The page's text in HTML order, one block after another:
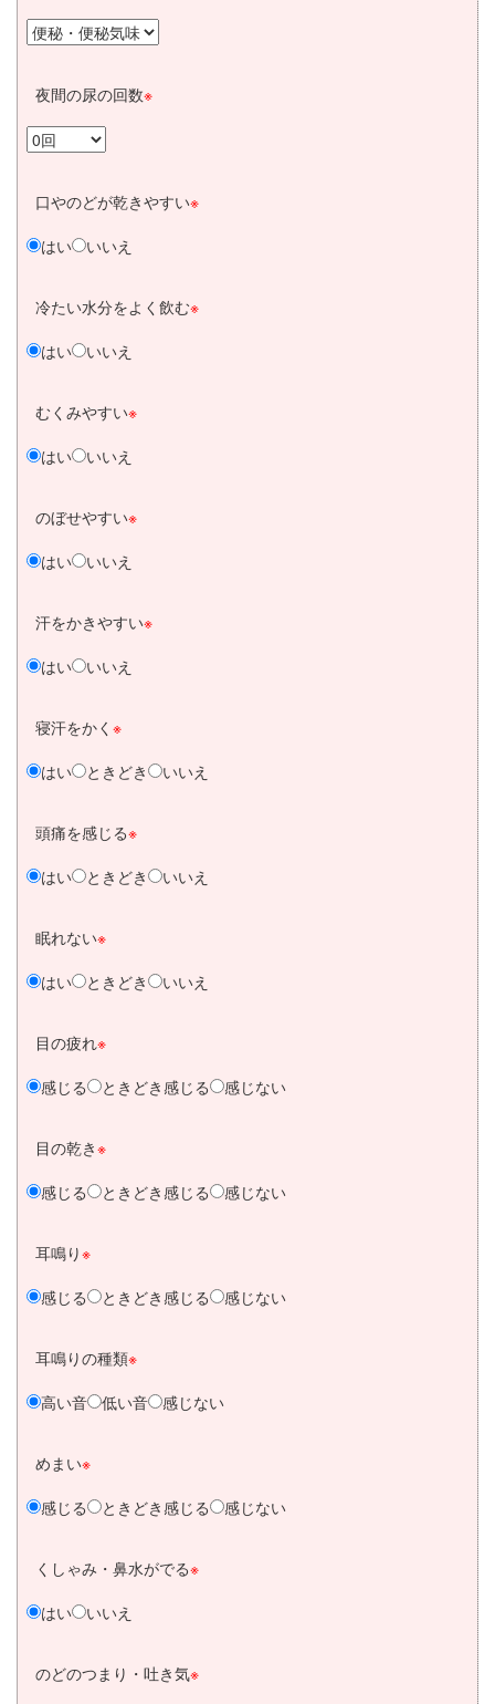
夜間の尿の回数※
口やのどが乾きやすい※
はい いいえ
冷たい水分をよく飲む※
はい いいえ
むくみやすい※
はい いいえ
のぼせやすい※
はい いいえ
汗をかきやすい※
はい いいえ
寝汗をかく※
はい ときどき いいえ
頭痛を感じる※
はい ときどき いいえ
眠れない※
はい ときどき いいえ
目の疲れ※
感じる ときどき感じる 感じない
目の乾き※
感じる ときどき感じる 感じない
耳鳴り※
感じる ときどき感じる 感じない
耳鳴りの種類※
高い音 低い音 感じない
めまい※
感じる ときどき感じる 感じない
くしゃみ・鼻水がでる※
はい いいえ
のどのつまり・吐き気※